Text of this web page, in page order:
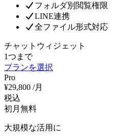
フォルダ別閲覧権限
LINE連携
全ファイル形式対応
チャットウィジェット
1つまで
プランを選択
Pro
¥29,800 /月
税込
初月無料
大規模な活用に